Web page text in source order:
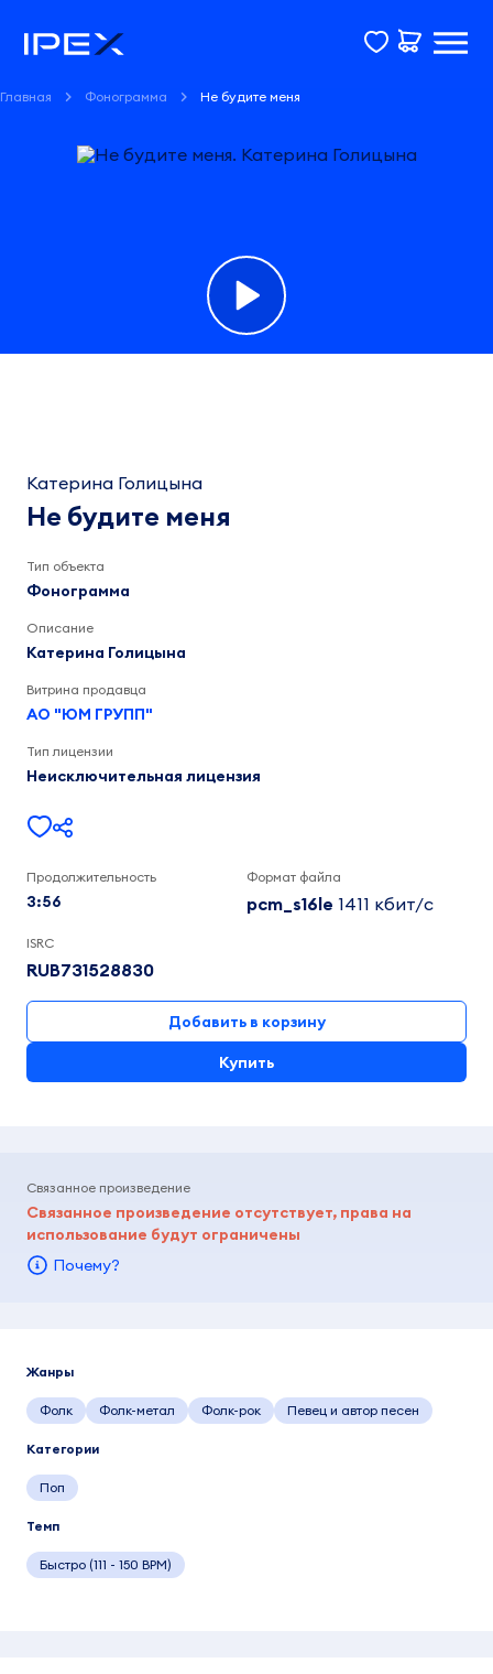
Главная Фонограмма Не будите меня
будите
меня
Катерина
Голицына
Катерина Голицына
Не будите меня
Тип объекта
Фонограмма
Описание
Катерина Голицына
Витрина продавца
АО "ЮМ ГРУПП"
Тип лицензии
Неисключительная лицензия
Продолжительность
3:56
Формат файла
pcm_s16le 1411 кбит/c
ISRC
RUB731528830
Добавить в корзину
Купить
Связанное произведение
Связанное произведение отсутствует, права на
использование будут ограничены
Почему?
Жанры
Фолк Фолк-метал Фолк-рок Певец и автор песен
Категории
Поп
Темп
Быстро (111 - 150 BPM)